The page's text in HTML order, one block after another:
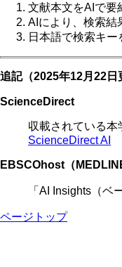
文献本文をAIで要
AIにより、検索結
日本語で検索キー
追記（2025年12月22日
ScienceDirect
収載されている
ScienceDirect AI
EBSCOhost（
「AI Insights（
ページトップ